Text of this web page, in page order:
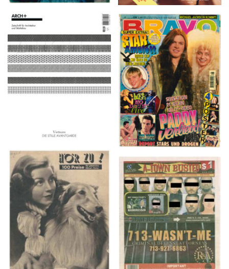
ARCH+ Nr. 226, Herbst
2016
BRAVO – Nr. 8, 13. Febr.
1997
HÖR ZU! – 1949,
NUMMER 10, Woche
vom 27. Februar bis 05.
März
A-TOWN BUSTED –
8/15/16–9/1/16